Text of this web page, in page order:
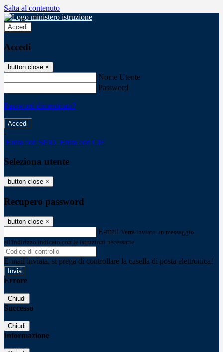
Salta al contenuto
Accedi
Accedi
button close ×
Nome Utente
Password
Password dimenticata?
-
Entra con SPID Entra con CIE
Seleziona utente
button close ×
Recupero password
button close ×
E-mail Verrà inviato un messaggio
all'indirizzo indicato con le istruzioni necessarie.
E-mail inviata, si prega di controllare la casella di posta elettronica!
Errore
Chiudi
Successo
Chiudi
Informazione